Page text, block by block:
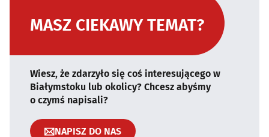
MASZ CIEKAWY TEMAT?
Wiesz, że zdarzyło się coś interesującego w
Białymstoku lub okolicy? Chcesz abyśmy
o czymś napisali?
NAPISZ DO NAS